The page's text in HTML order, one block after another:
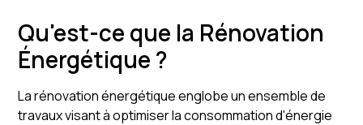
Qu'est-ce que la Rénovation
Énergétique ?
La rénovation énergétique englobe un ensemble de
travaux visant à optimiser la consommation d'énergie